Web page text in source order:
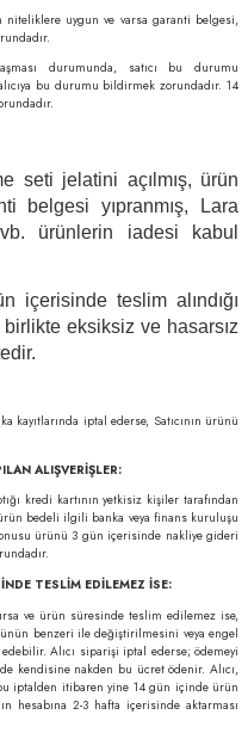
uygun ve varsa garanti belgesi,
durumunda, satıcı bu durumu
bu durumu bildirmek zorundadır. 14
seti jelatini açılmış, ürün
belgesi yıpranmış, Lara
ürünlerin iadesi kabul
içerisinde teslim alındığı
eksiksiz ve hasarsız
kayıtlarında iptal ederse, Satıcının ürünü
ALIŞVERİŞLER:
kredi kartının yetkisiz kişiler tarafından
bedeli ilgili banka veya finans kuruluşu
ürünü 3 gün içerisinde nakliye gideri
TESLİM EDİLEMEZ İSE:
ve ürün süresinde teslim edilemez ise,
benzeri ile değiştirilmesini veya engel
Alıcı siparişi iptal ederse; ödemeyi
kendisine nakden bu ücret ödenir. Alıcı,
iptalden itibaren yine 14 gün içinde ürün
hesabına 2-3 hafta içerisinde aktarması